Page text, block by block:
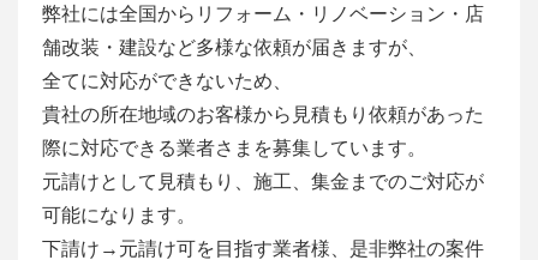
弊社には全国からリフォーム・リノベーション・店
舗改装・建設など多様な依頼が届きますが、
全てに対応ができないため、
貴社の所在地域のお客様から見積もり依頼があった
際に対応できる業者さまを募集しています。
元請けとして見積もり、施工、集金までのご対応が
可能になります。
下請け→元請け可を目指す業者様、是非弊社の案件